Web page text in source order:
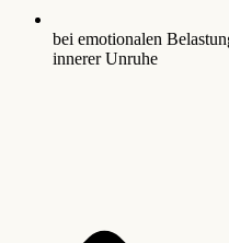
bei emotionalen
innerer Unruhe